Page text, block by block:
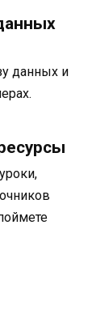
данных и